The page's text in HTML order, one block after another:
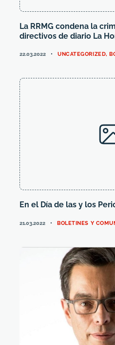
La RRMG condena la
directivos de diario La
22.03.2022 CATEGORIES
UNCATEGORIZED,
En el Día de las y los
21.03.2022 CATEGORIES
BOLETINES Y